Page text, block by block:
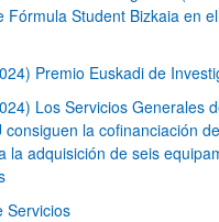
Fórmula Student Bizkaia en
Premio Euskadi de
Los Servicios Generales
consiguen la cofinanciación
la adquisición de seis
Servicios